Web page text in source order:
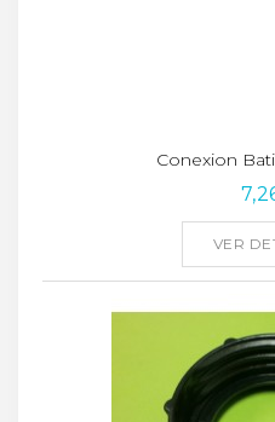
Conexion
VER